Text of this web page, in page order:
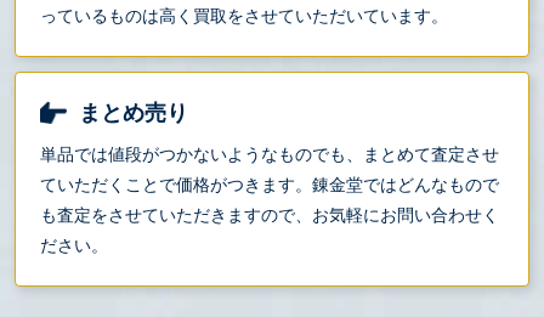
っているものは高く買取をさせていただいています。
まとめ売り
単品では値段がつかないようなものでも、まとめて査定させ
ていただくことで価格がつきます。錬金堂ではどんなもので
も査定をさせていただきますので、お気軽にお問い合わせく
ださい。